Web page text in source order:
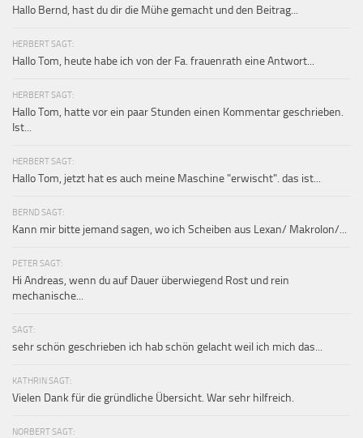
Hallo Bernd, hast du dir die Mühe gemacht und den Beitrag...
HERBERT SAGT:
Hallo Tom, heute habe ich von der Fa. frauenrath eine Antwort...
HERBERT SAGT:
Hallo Tom, hatte vor ein paar Stunden einen Kommentar geschrieben.
Ist...
HERBERT SAGT:
Hallo Tom, jetzt hat es auch meine Maschine "erwischt". das ist...
BERND SAGT:
Kann mir bitte jemand sagen, wo ich Scheiben aus Lexan/ Makrolon/...
PETER SAGT:
Hi Andreas, wenn du auf Dauer überwiegend Rost und rein
mechanische...
SAGT:
sehr schön geschrieben ich hab schön gelacht weil ich mich das...
KATHRIN SAGT:
Vielen Dank für die gründliche Übersicht. War sehr hilfreich.
NORBERT SAGT: